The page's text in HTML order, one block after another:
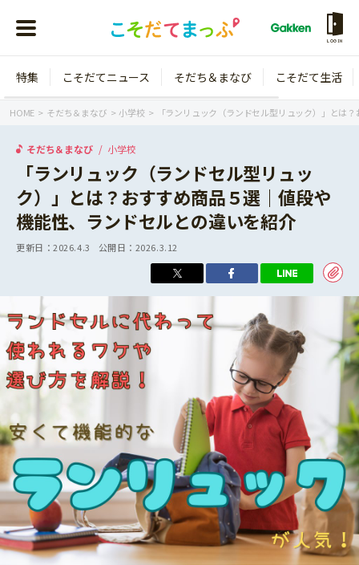
LOGIN
年齢から探す
3歳
年長
小学1年生
小学2年生
小学3年生
小学4年生
小学5年生
小学6年生
こそだてニュース
イベント
ニュース
そだち＆まなび
ワーク・ドリル
幼稚園・保育園
小学校
科学・プログラミング
教育・学習
絵本・読み聞かせ
自由研究・工作
こそだて生活
住まい
ファッション・美容
行事・イベント
トラブル
親子でいっしょに
こそだてマンガ
特集 こそだてニュース そだち＆まなび こそだて生活
HOME そだち＆まなび 小学校 「ランリュック（ランドセル型リュック）」とは
そだち＆まなび 小学校
「ランリュック（ランドセル型リュッ
ク）」とは？おすすめ商品５選｜値段や
機能性、ランドセルとの違いを紹介
更新日：2026.4.3 公開日： 2026.3.12